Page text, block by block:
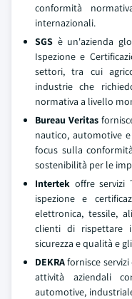
conformità
internazionali.
SGS è un'azienda
Ispezione e
settori, tra cui
industrie che
normativa a livello
Bureau Veritas
nautico, automotive
focus sulla
sostenibilità per le
Intertek offre servizi
ispezione e
elettronica, tessile,
clienti di rispettare
sicurezza e qualità e
DEKRAfornisce
attività aziendali
automotive,